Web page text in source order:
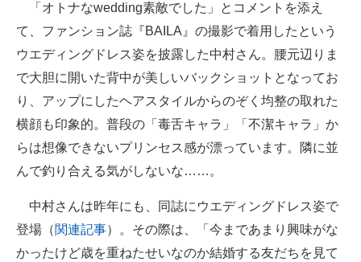
IT製品の技術・比較・事例
製造業のIT導入・活用を支援
モノづくり技術者専門サイト
エレクトロニクス専門サイト
電子設計の基本と応用
建設×テクノロジーの最前線
ちょっと気になるネットの話題
「オトナなwedding素敵でした」とコメントを添え
て、ファンション誌『BAILA』の撮影で着用したという
ウエディングドレス姿を披露した中村さん。腰元辺りま
で大胆に開いた背中が美しいバックショットとなってお
り、アップにしたヘアスタイルからのぞく均整の取れた
横顔も印象的。普段の「毒舌キャラ」「不潔キャラ」か
らは想像できないプリンセス感が漂っています。隣に並
んで釣り合える気がしないな……。
中村さんは昨年にも、同誌にウエディングドレス姿で
登場（関連記事）。その際は、「今まであまり興味がな
かったけど歳を重ねたせいなのか結婚する友だちを見て